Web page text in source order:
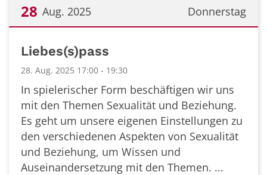
Donnerstag
28 Aug. 2025
Liebes(s)pass
28. Aug. 2025 17:00 - 19:30
In spielerischer Form beschäftigen wir uns
mit den Themen Sexualität und Beziehung.
Es geht um unsere eigenen Einstellungen zu
den verschiedenen Aspekten von Sexualität
und Beziehung, um Wissen und
Auseinandersetzung mit den Themen. ...